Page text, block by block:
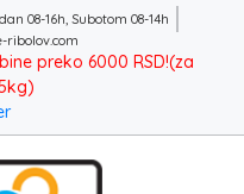
08-16h, Subotom 08-14h
ribolov.com
preko 6000 RSD!(za